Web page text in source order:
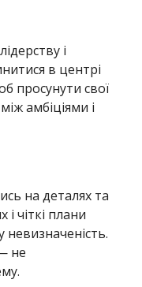
і
в центрі
просунути свої
амбіціями і
на деталях та
і чіткі плани
не